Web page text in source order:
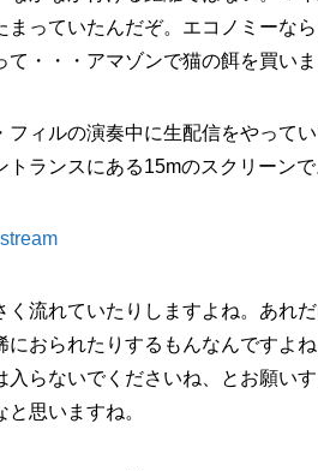
っていたんだぞ。エコノミーな
・・・アマゾンで猫の餌を買いま
ィルの演奏中に生配信をやって
ランスにある15mのスクリーンで
流れていたりしますよね。あれ
おられたりするもんなんですよ
らないでくださいね、とお願いす
思いますね。